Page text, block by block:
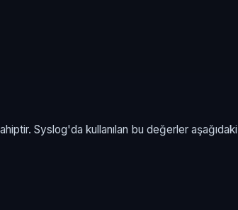
Syslog'da kullanılan bu değerler aşağıdaki